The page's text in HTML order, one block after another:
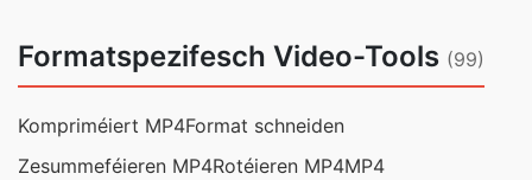
Formatspezifesch Video-Tools (99)
Kompriméiert MP4Format schneiden
Zesummeféieren MP4Rotéieren MP4MP4